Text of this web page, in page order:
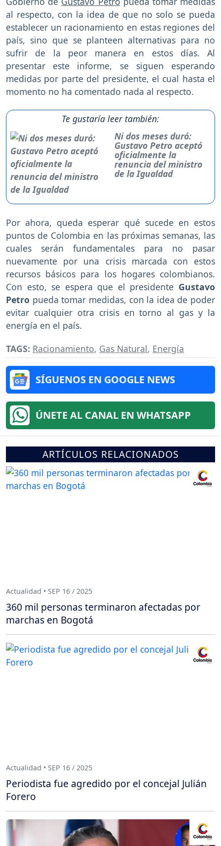
al respecto, con la idea de que no solo se pueda
establecer un racionamiento en estas regiones del
país, sino que se planteen alternativas para no
sufrir de la peor manera en estos días. Al
presentar este informe, se siguen esperando
medidas por parte del presidente, el cual hasta el
momento no ha comentado nada al respecto.
Te gustaría leer también:
Ni dos meses duró:
Gustavo Petro aceptó
oficialmente la
renuncia del ministro
de la Igualdad
Por ahora, queda esperar qué sucede en estos
puntos de Colombia en las próximas semanas, las
cuales serán fundamentales para no pasar
nuevamente por una crisis marcada con estos
recursos básicos para los hogares colombianos.
Con esto, se espera que el presidente Gustavo
Petro pueda tomar medidas, con la idea de poder
evitar cualquier otra crisis en torno al gas y la
energía en el país.
TAGS: Racionamiento, Gas Natural, Energía
SÍGUENOS EN GOOGLE NEWS
ÚNETE AL CANAL EN WHATSAPP
ARTÍCULOS RELACIONADOS
Actualidad • SEP 16 / 2025
360 mil personas terminaron afectadas por
marchas en Bogotá
Actualidad • SEP 16 / 2025
Periodista fue agredido por el concejal Julián
Forero